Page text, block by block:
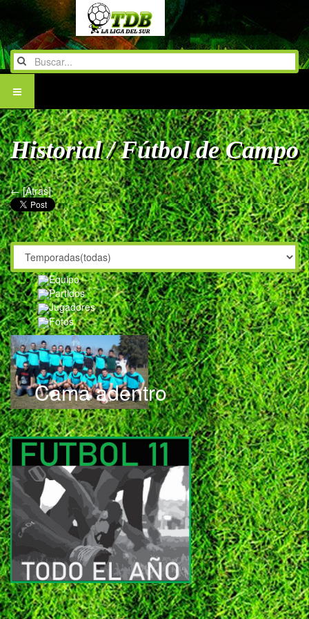
Historial / Fútbol de Campo
← [Atras]
Cama adentro
Equipo
Partidos
Jugadores
Fotos